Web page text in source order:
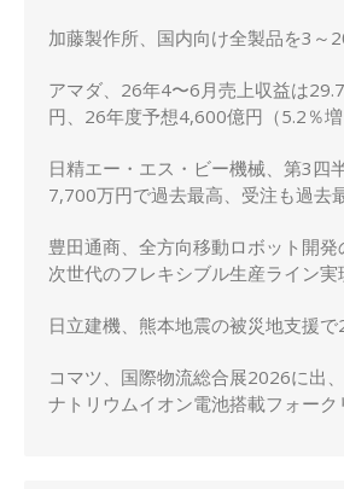
加藤製作所、国内向け全製品を3～
アマダ、26年4〜6月売上収益は
円、26年度予想4,600億円（5.2％
日精エー・エス・ビー機械、第3四
7,700万円で過去最高、受注も過去
豊田通商、全方向移動ロボット開発
次世代のフレキシブル生産ライン実
日立建機、熊本地震の被災地支援
コマツ、国際物流総合展2026に出
ナトリウムイオン電池搭載フォー